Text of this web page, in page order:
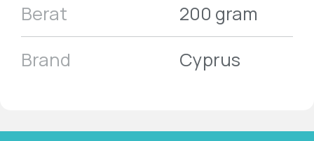
Berat
200 gram
Brand
Cyprus